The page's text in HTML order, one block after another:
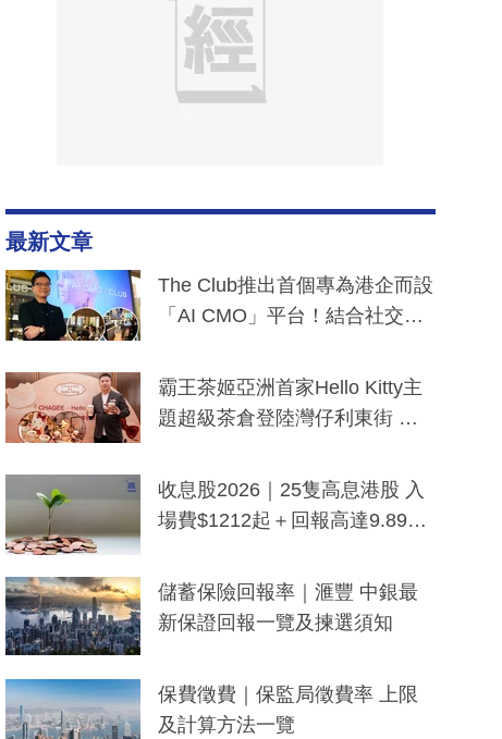
最新文章
The Club推出首個專為港企而設
「AI CMO」平台！結合社交聆
分鐘生成「貼地」宣傳短片
霸王茶姬亞洲首家Hello Kitty主
題超級茶倉登陸灣仔利東街 推
y及香港限定特調系列
收息股2026｜25隻高息港股 入
場費$1212起＋回報高達9.89
儲蓄保險回報率｜滙豐 中銀最
新保證回報一覽及揀選須知
保費徵費｜保監局徵費率 上限
及計算方法一覽